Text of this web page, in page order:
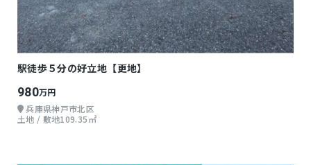
駅徒歩５分の好立地【更地】
980万円
兵庫県神戸市北区
土地 / 敷地109.35㎡